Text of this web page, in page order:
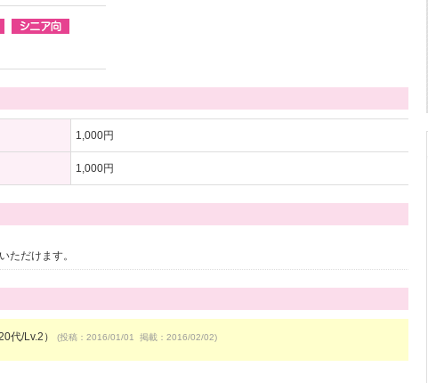
1,000円
1,000円
ただけます。
代/Lv.2） (投稿：2016/01/01 掲載：2016/02/02)